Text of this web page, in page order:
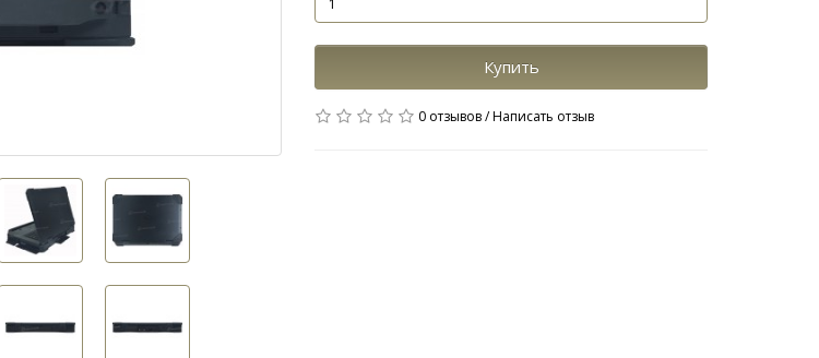
Купить
0 отзывов/Написать отзыв